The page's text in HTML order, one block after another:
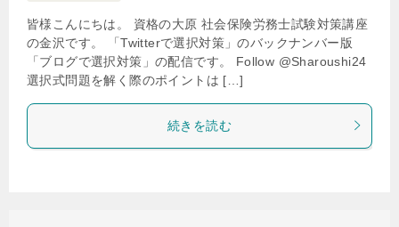
皆様こんにちは。 資格の大原 社会保険労務士試験対策講座
の金沢です。 「Twitterで選択対策」のバックナンバー版
「ブログで選択対策」の配信です。 Follow @Sharoushi24
選択式問題を解く際のポイントは […]
続きを読む